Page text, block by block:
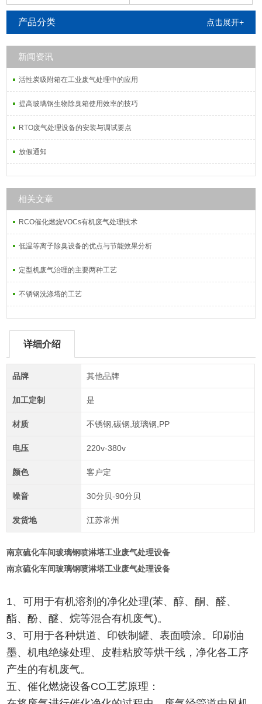
3、可用于各种烘道、印铁制罐、表面喷涂。印刷油墨、机电绝缘处
理、皮鞋粘胶等烘干线，净化各工序产生的有机
产品分类 点击展开+
新闻资讯
活性炭吸附箱在工业废气处理中的应用
提高玻璃钢生物除臭箱使用效率的技巧
RTO废气处理设备的安装与调试要点
放假通知
相关文章
RCO催化燃烧VOCs有机废气处理技术
低温等离子除臭设备的优点与节能效果分析
定型机废气治理的主要两种工艺
不锈钢洗涤塔的工艺
详细介绍
品牌 其他品牌
加工定制 是
材质 不锈钢,碳钢,玻璃钢,PP
电压 220v-380v
颜色 客户定
噪音 30分贝-90分贝
发货地 江苏常州
南京硫化车间玻璃钢喷淋塔工业废气处理设备
南京硫化车间玻璃钢喷淋塔工业废气处理设备
1、可用于有机溶剂的净化处理(苯、醇、酮、醛、
酯、酚、醚、烷等混合有机废气)。
3、可用于各种烘道、印铁制罐、表面喷涂。印刷油
墨、机电绝缘处理、皮鞋粘胶等烘干线，净化各工序
产生的有机废气。
五、催化燃烧设备CO工艺原理：